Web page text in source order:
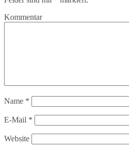
Kommentar
Name *
E-Mail *
Website